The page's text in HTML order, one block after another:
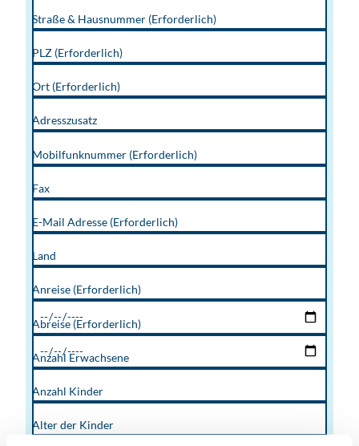
Straße & Hausnummer (Erforderlich)
PLZ (Erforderlich)
Ort (Erforderlich)
Adresszusatz
Mobilfunknummer (Erforderlich)
Fax
E-Mail Adresse (Erforderlich)
Land
Anreise (Erforderlich)
Abreise (Erforderlich)
Anzahl Erwachsene
Anzahl Kinder
Alter der Kinder